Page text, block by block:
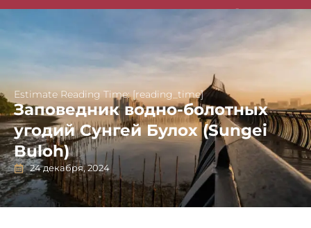
Singapore Guides
Estimate Reading Time: [reading_time]
Заповедник водно-болотных
угодий Сунгей Булох (Sungei
Buloh)
24 декабря, 2024